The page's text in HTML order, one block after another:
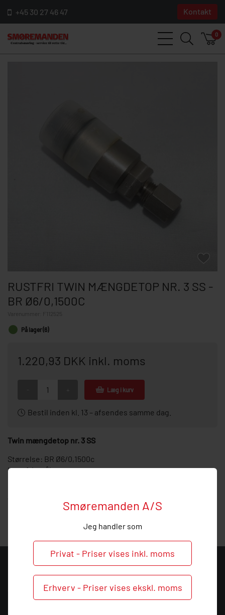
Smøremanden A/S
Jeg handler som
Privat - Priser vises inkl. moms
Erhverv - Priser vises ekskl. moms
+45 30 27 46 47 Kontakt
0
RUSTFRI TWIN MÆNGDETOP NR. 3 SS -
BR Ø6/0,1500C
F112525
På lager (6)
1.220,93 DKK inkl. moms
Læg i kurv
Bestil inden kl. 13 – afsendes samme dag.
Twin mængdetop nr. 3 SS
Størrelse: BR Ø6/0,1500c
I rustfrit stål
denne mængdetop.
KONTAKT
Smøremanden A/S
CVR: 39683717